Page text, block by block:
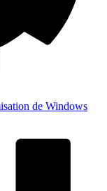
de Windows